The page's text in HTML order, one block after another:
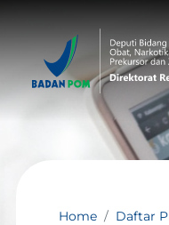
Home
Daftar